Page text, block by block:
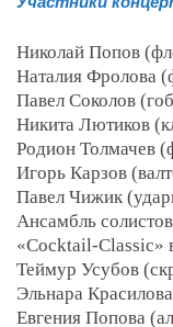
Николай Попов
Наталия Фролова
Павел Соколов
Никита Лютиков
Родион Толмачев
Игорь Карзов
Павел Чижик
Ансамбль
«Cocktail-Classic»
Теймур Усубов
Эльнара
Евгения Попова